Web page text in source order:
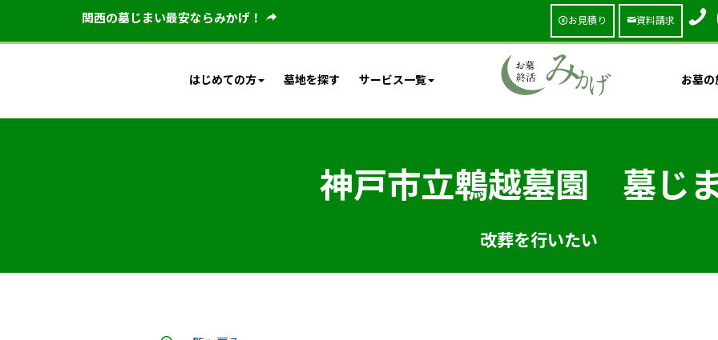
関西の墓じまい最安ならみかげ！ お見積り 資料請求
はじめての方 墓地を探す サービス一覧 お墓の
神戸市立鵯越墓園 墓じ
改葬を行いたい